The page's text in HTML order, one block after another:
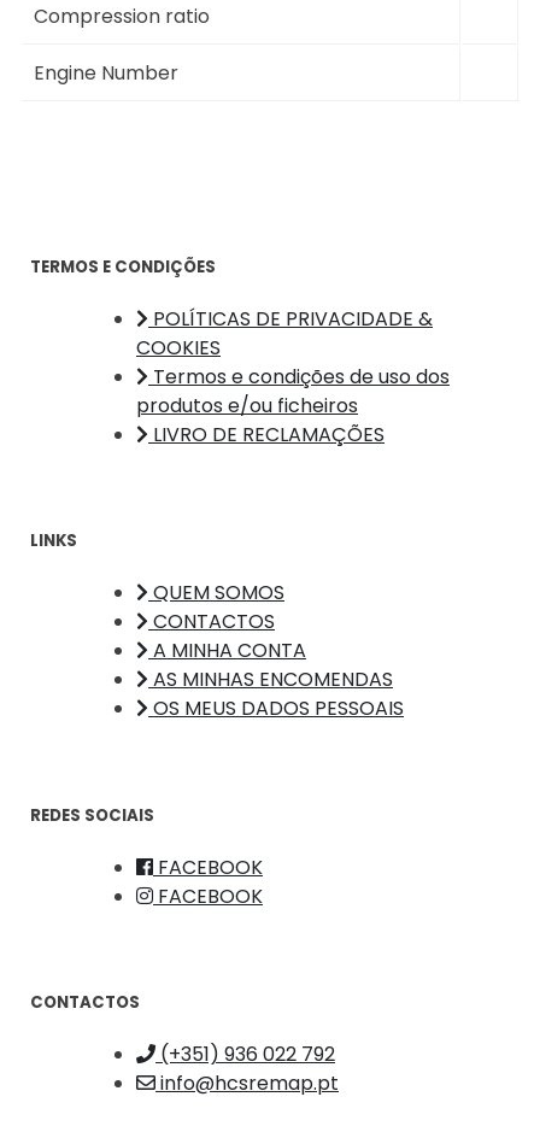
Compression ratio
Engine Number
TERMOS E CONDIÇÕES
POLÍTICAS DE PRIVACIDADE &
COOKIES
Termos e condições de uso dos
produtos e/ou ficheiros
LIVRO DE RECLAMAÇÕES
LINKS
QUEM SOMOS
CONTACTOS
A MINHA CONTA
AS MINHAS ENCOMENDAS
OS MEUS DADOS PESSOAIS
REDES SOCIAIS
FACEBOOK
FACEBOOK
CONTACTOS
(+351) 936 022 792
info@hcsremap.pt